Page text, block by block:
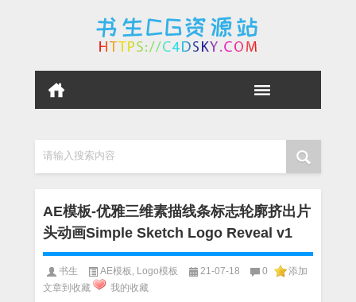
请输入搜索内容
AE模板-优雅三维素描线条标志轮廓挤出片
头动画Simple Sketch Logo Reveal v1
书生 AE模板 Logo模板 21-07-18 0
添加
文章到收藏
我的收藏